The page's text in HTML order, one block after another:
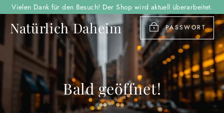
Direkt
zum
Inhalt
Vielen Dank für den Besuch! Der Shop wird aktuell überarbeitet.
Natürlich Daheim PASSWORT
Bald geöffnet!